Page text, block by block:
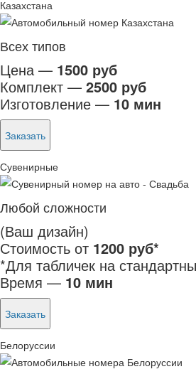
Казахстана
Всех типов
Цена — 1500 руб
Комплект — 2500 руб
Изготовление — 10 мин
Заказать
Сувенирные
Любой сложности
(Ваш дизайн)
Стоимость от 1200 руб*
*Для табличек на
Время — 10 мин
Заказать
Белоруссии